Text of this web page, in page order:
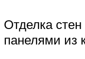
Отделка
панелями из